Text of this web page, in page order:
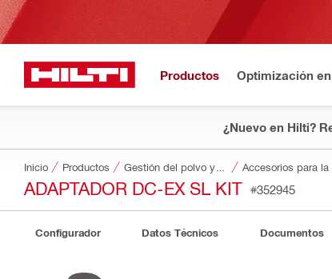
Productos Optimización
¿Nuevo en Hilti?
Inicio Productos Accesorios para
ADAPTADOR DC-EX SL KIT #352945
Configurador Datos Técnicos Documentos